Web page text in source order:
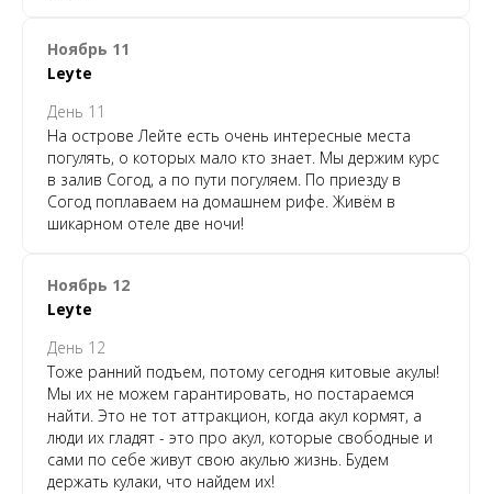
Ноябрь 11
Leyte
День 11
На острове Лейте есть очень интересные места
погулять, о которых мало кто знает. Мы держим курс
в залив Согод, а по пути погуляем. По приезду в
Согод поплаваем на домашнем рифе. Живём в
шикарном отеле две ночи!
Ноябрь 12
Leyte
День 12
Тоже ранний подъем, потому сегодня китовые акулы!
Мы их не можем гарантировать, но постараемся
найти. Это не тот аттракцион, когда акул кормят, а
люди их гладят - это про акул, которые свободные и
сами по себе живут свою акулью жизнь. Будем
держать кулаки, что найдем их!